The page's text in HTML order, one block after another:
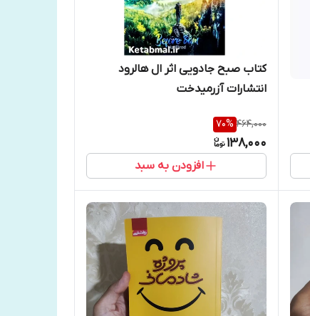
کتاب صبح جادویی اثر ال هالرود
انتشارات آزرمیدخت
464,000
70%
138,000
افزودن به سبد